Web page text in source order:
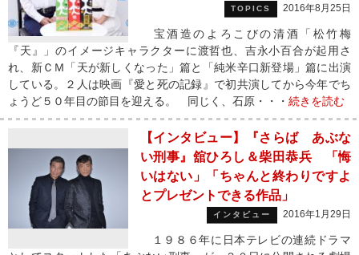
TOPICS 2016年8月25日
宝酒造のよろこびの清酒「松竹梅
『天』」のイメージキャラクターに渡哲也、吉永小百合が起用さ
れ、新ＣＭ「天が新しくなった」篇と「純米辛口新登場」篇に出演
している。２人は映画『愛と死の記録』で初共演してから今年でち
ょうど５０年目の節目を迎える。 同じく、石原・・・ 続きを読む
【インタビュー】『さらば あぶな
い刑事』舘ひろし＆柴田恭兵 「悔
いはない」「ちゃんと終わりですよ
とプレゼントできる作品」
インタビュー 2016年1月29日
１９８６年に日本テレビの連続ドラマ